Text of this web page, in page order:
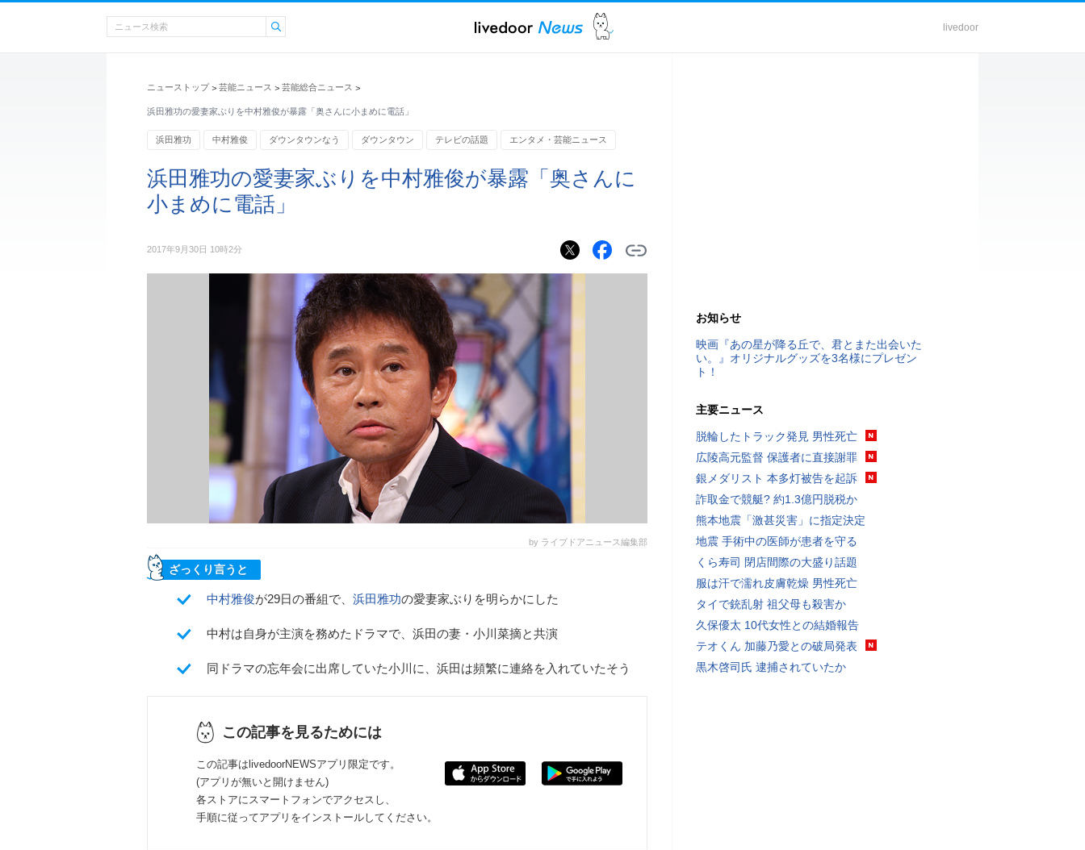
livedoor
ニューストップ > 芸能ニュース > 芸能総合ニュース >
浜田雅功の愛妻家ぶりを中村雅俊が暴露「奥さんに小まめに電話」
浜田雅功 中村雅俊 ダウンタウンなう ダウンタウン テレビの話題 エンタメ・芸能ニュース
浜田雅功の愛妻家ぶりを中村雅俊が暴露「奥さんに
小まめに電話」
2017年9月30日 10時2分
by ライブドアニュース編集部
ざっくり言うと
中村雅俊が29日の番組で、 浜田雅功の愛妻家ぶりを明らかにした
中村は自身が主演を務めたドラマで、浜田の妻・小川菜摘と共演
同ドラマの忘年会に出席していた小川に、浜田は頻繁に連絡を入れていたそう
この記事を見るためには
この記事はlivedoorNEWSアプリ限定です。
(アプリが無いと開けません)
各ストアにスマートフォンでアクセスし、
手順に従ってアプリをインストールしてください。
お知らせ
映画『あの星が降る丘で、君とまた出会いた
い。』オリジナルグッズを3名様にプレゼン
ト！
主要ニュース
脱輪したトラック発見 男性死亡
広陵高元監督 保護者に直接謝罪
銀メダリスト 本多灯被告を起訴
詐取金で競艇? 約1.3億円脱税か
熊本地震「激甚災害」に指定決定
地震 手術中の医師が患者を守る
くら寿司 閉店間際の大盛り話題
服は汗で濡れ皮膚乾燥 男性死亡
タイで銃乱射 祖父母も殺害か
久保優太 10代女性との結婚報告
テオくん 加藤乃愛との破局発表
黒木啓司氏 逮捕されていたか